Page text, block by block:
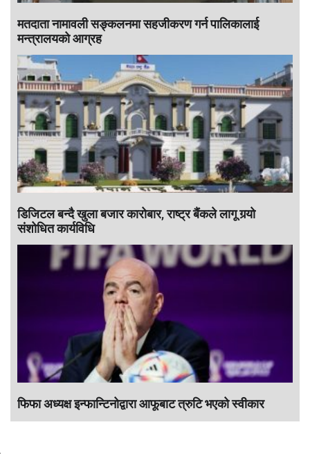
मतदाता नामावली सङ्कलनमा सहजीकरण गर्न पालिकालाई
मन्त्रालयको आग्रह
डिजिटल बन्दै खुला बजार कारोबार, राष्ट्र बैंकले लागू गर्‍यो
संशोधित कार्यविधि
फिफा अध्यक्ष इन्फान्टिनोद्वारा आफूबाट त्रुटि भएको स्वीकार